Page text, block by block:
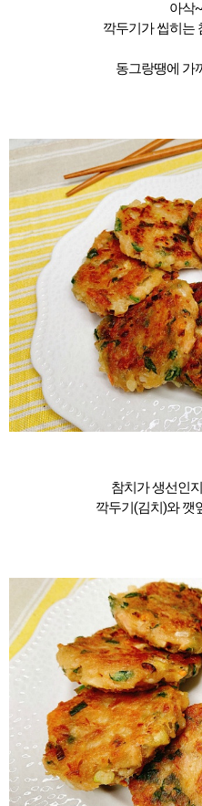
아삭
깍두기가 씹히는
동그랑땡에 가
참치가 생선인
깍두기(김치)와 깻